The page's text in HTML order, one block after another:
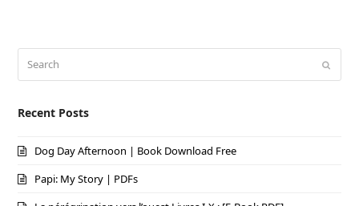
Recent Posts
Dog Day Afternoon | Book Download Free
Papi: My Story | PDFs